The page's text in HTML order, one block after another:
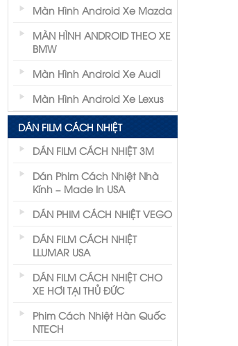
Màn Hình Android Xe Mazda
MÀN HÌNH ANDROID THEO XE
BMW
Màn Hình Android Xe Audi
Màn Hình Android Xe Lexus
DÁN FILM CÁCH NHIỆT
DÁN FILM CÁCH NHIỆT 3M
Dán Phim Cách Nhiệt Nhà
Kính – Made In USA
DÁN PHIM CÁCH NHIỆT VEGO
DÁN FILM CÁCH NHIỆT
LLUMAR USA
DÁN FILM CÁCH NHIỆT CHO
XE HƠI TẠI THỦ ĐỨC
Phim Cách Nhiệt Hàn Quốc
NTECH